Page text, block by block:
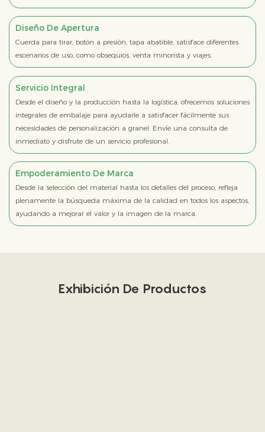
Diseño De Apertura
Cuerda para tirar, botón a presión, tapa abatible, satisface diferentes
escenarios de uso, como obsequios, venta minorista y viajes.
Servicio Integral
Desde el diseño y la producción hasta la logística, ofrecemos soluciones
integrales de embalaje para ayudarle a satisfacer fácilmente sus
necesidades de personalización a granel. Envíe una consulta de
inmediato y disfrute de un servicio profesional.
Empoderamiento De Marca
Desde la selección del material hasta los detalles del proceso, refleja
plenamente la búsqueda máxima de la calidad en todos los aspectos,
ayudando a mejorar el valor y la imagen de la marca.
Exhibición De Productos